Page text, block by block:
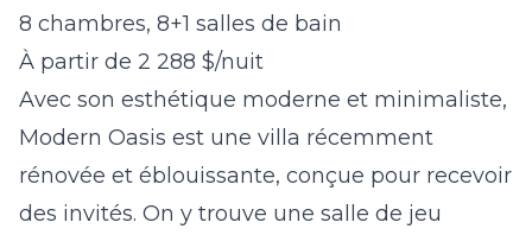
8 chambres, 8+1 salles de bain
À partir de 2 288 $/nuit
Avec son esthétique moderne et minimaliste,
Modern Oasis est une villa récemment
rénovée et éblouissante, conçue pour recevoir
des invités. On y trouve une salle de jeu